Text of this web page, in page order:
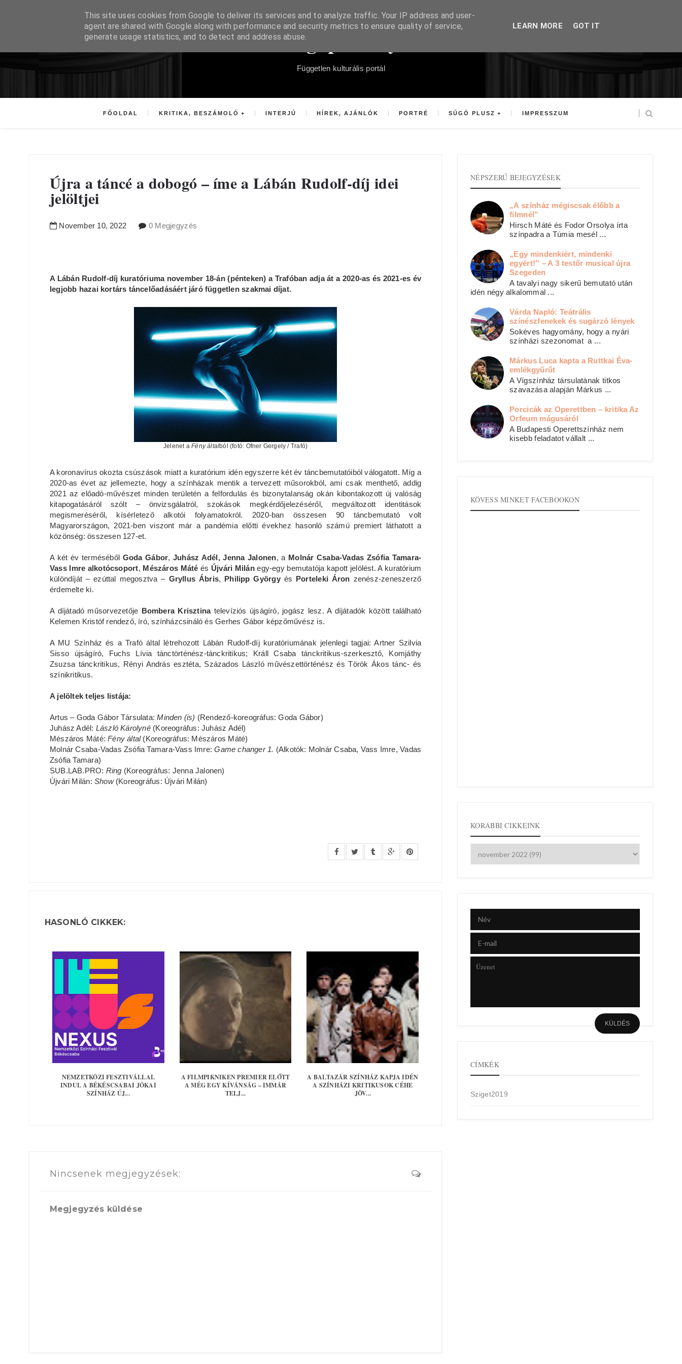
Súgópéldány
Független kulturális portál
FŐOLDAL KRITIKA, BESZÁMOLÓ INTERJÚ HÍREK, AJÁNLÓK PORTRÉ SÚGÓ PLUSZ IMPRESSZUM
Újra a táncé a dobogó – íme a Lábán Rudolf-díj idei
jelöltjei
November 10, 2022 0 Megjegyzés
A Lábán Rudolf-díj kuratóriuma november 18-án (pénteken) a Trafóban adja át a 2020-as és 2021-es év
legjobb hazai kortárs táncelőadásáért járó független szakmai díjat.
Jelenet aFény általból (fotó: Ofner Gergely / Trafó)
A koronavírus okozta csúszások miatt a kuratórium idén egyszerre két év táncbemutatóiból válogatott. Míg a
2020-as évet az jellemezte, hogy a színházak mentik a tervezett műsorokból, ami csak menthető, addig
2021 az előadó-művészet minden területén a felfordulás és bizonytalanság okán kibontakozott új valóság
kitapogatásáról szólt – önvizsgálatról, szokások megkérdőjelezéséről, megváltozott identitások
megismeréséről, kísérletező alkotói folyamatokról. 2020-ban összesen 90 táncbemutató volt
Magyarországon, 2021-ben viszont már a pandémia előtti évekhez hasonló számú premiert láthatott a
közönség: összesen 127-et.
A két év terméséből Goda Gábor, Juhász Adél, Jenna Jalonen, a Molnár Csaba-Vadas Zsófia Tamara-
Vass Imre alkotócsoport, Mészáros Máté és Újvári Milánegy-egy bemutatója kapott jelölést. A kuratórium
különdíját – ezúttal megosztva – Gryllus Ábris, Philipp Györgyés Porteleki Áron zenész-zeneszerző
érdemelte ki.
A díjátadó műsorvezetője Bombera Krisztinatelevíziós újságíró, jogász lesz. A díjátadók között található
Kelemen Kristóf rendező, író, színházcsináló és Gerhes Gábor képzőművész is.
A MU Színház és a Trafó által létrehozott Lábán Rudolf-díj kuratóriumának jelenlegi tagjai: Artner Szilvia
Sisso újságíró, Fuchs Lívia tánctörténész-tánckritikus; Králl Csaba tánckritikus-szerkesztő, Komjáthy
Zsuzsa tánckritikus, Rényi András esztéta, Százados László művészettörténész és Török Ákos tánc- és
színikritikus.
A jelöltek teljes listája:
Artus – Goda Gábor Társulata:Minden (is) (Rendező-koreográfus: Goda Gábor)
Juhász Adél: László Károlyné(Koreográfus: Juhász Adél)
Mészáros Máté:Fény által(Koreográfus: Mészáros Máté)
Molnár Csaba-Vadas Zsófia Tamara-Vass Imre:Game changer 1. (Alkotók: Molnár Csaba, Vass Imre, Vadas
Zsófia Tamara)
SUB.LAB.PRO: Ring (Koreográfus: Jenna Jalonen)
Újvári Milán: Show (Koreográfus: Újvári Milán)
HASONLÓ CIKKEK:
NEMZETKÖZI FESZTIVÁLLAL
INDUL A BÉKÉSCSABAI JÓKAI
SZÍNHÁZ ÚJ...
A FILMPIKNIKEN PREMIER ELŐTT
A MÉG EGY KÍVÁNSÁG – IMMÁR
TELJ...
A BALTAZÁR SZÍNHÁZ KAPJA IDÉN
A SZÍNHÁZI KRITIKUSOK CÉHE
JÖV...
Nincsenek megjegyzések:
Megjegyzés küldése
NÉPSZERŰ BEJEGYZÉSEK
„A színház mégiscsak élőbb a
filmnél”
Hirsch Máté és Fodor Orsolya írta
színpadra a Túmia mesél ...
„Egy mindenkiért, mindenki
egyért!” – A 3 testőr musical újra
Szegeden
A tavalyi nagy sikerű bemutató után
idén négy alkalommal ...
Várda Napló: Teátrális
színészfenekek és sugárzó lények
Sokéves hagyomány, hogy a nyári
színházi szezonomat a ...
Márkus Luca kapta a Ruttkai Éva-
emlékgyűrűt
A Vígszínház társulatának titkos
szavazása alapján Márkus ...
Porcicák az Operettben – kritika Az
Orfeum mágusáról
A Budapesti Operettszínház nem
kisebb feladatot vállalt ...
KÖVESS MINKET FACEBOOKON
KORÁBBI CIKKEINK
CÍMKÉK
Sziget2019
This site uses cookies from Google to deliver its services and to analyze traffic. Your IP address and user-
agent are shared with Google along with performance and security metrics to ensure quality of service,
generate usage statistics, and to detect and address abuse.
LEARN MORE GOT IT